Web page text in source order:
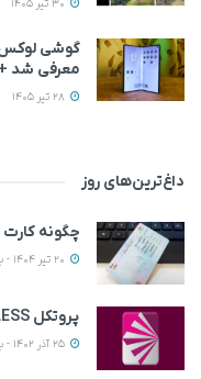
معرفی شد
داغ‌ترین‌های روز
چگونه کارت
پروتکل VLESS چیست و چه کاربردهایی دارد؟